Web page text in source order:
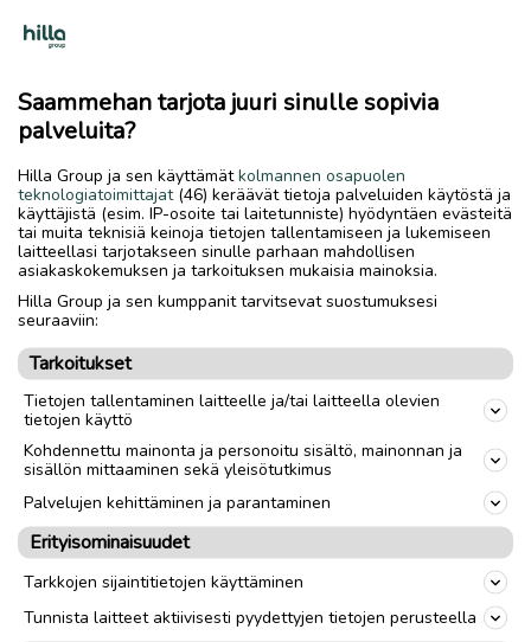
Löytyy myös vanhempaa "poljettavaa" Singeriä pari kpl.
Siistejä.
TAVARAVAIHDOT, esim:
Tapauksesta riippuen ei tarvitse olla 1:1 vaihtoarvo. esim
(risa) kiinalainen mopo skootteri käy päikseen vaihdossa tms.
OSAKASAT. derbi senda jne rieju mrx smx rrx
Vaihdossa käy esim kaikenlaiset RISAT ROMUT (jopa)
paperittomat kiinalaiset mopot jne mopot ja 125cc jne myös
lasten ATV't. muutakin saa tarjota vaihdossa. esim MTB ''26
''29 maastopyörä osia-raatoja. tai CycloCross. jne
**Tapauksesta riippuen saatan maksaa välirahaa jopa.
cagiva4ever@yahoo.com
nolla4o-8742o6neljä ( ei Tekstareita !! )
Soitot mieluiten 18:00 jälkeen.
@ paras, sinne vaihtokauppa osa kuvat tietoineen !
Saammehan tarjota juuri sinulle sopivia
palveluita?
Hilla Group ja sen käyttämätkolmannen osapuolen
teknologiatoimittajat(46) keräävät tietoja palveluiden käytöstä ja
käyttäjistä (esim. IP-osoite tai laitetunniste) hyödyntäen evästeitä
tai muita teknisiä keinoja tietojen tallentamiseen ja lukemiseen
laitteellasi tarjotakseen sinulle parhaan mahdollisen
asiakaskokemuksen ja tarkoituksen mukaisia mainoksia.
Hilla Group ja sen kumppanit tarvitsevat suostumuksesi
seuraaviin:
Tarkoitukset
Tietojen tallentaminen laitteelle ja/tai laitteella olevien
tietojen käyttö
Kohdennettu mainonta ja personoitu sisältö, mainonnan ja
sisällön mittaaminen sekä yleisötutkimus
Palvelujen kehittäminen ja parantaminen
Erityisominaisuudet
Tarkkojen sijaintitietojen käyttäminen
Tunnista laitteet aktiivisesti pyydettyjen tietojen perusteella